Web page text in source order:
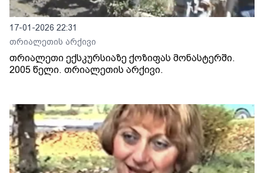
17-01-2026 22:31
თრიალეთის არქივი
თრიალეთი ექსკურსიაზე ქოზიფას მონასტერში.
2005 წელი. თრიალეთის არქივი.